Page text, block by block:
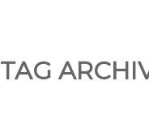
TAG